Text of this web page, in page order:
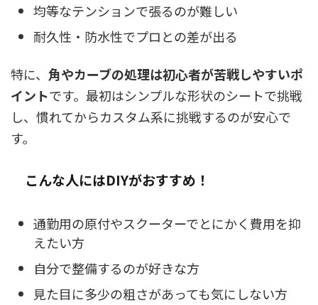
均等なテンションで張るのが難しい
耐久性・防水性でプロとの差が出る
特に、 角やカーブの処理は初心者が苦戦しやすいポ
イントです。最初はシンプルな形状のシートで挑戦
し、慣れてからカスタム系に挑戦するのが安心で
す。
こんな人にはDIYがおすすめ！
通勤用の原付やスクーターでとにかく費用を抑
えたい方
自分で整備するのが好きな方
見た目に多少の粗さがあっても気にしない方